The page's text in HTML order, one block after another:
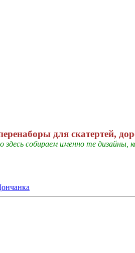
для скатертей,
собираем именно те дизайны,